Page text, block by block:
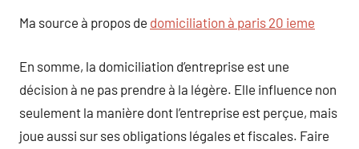
Ma source à propos de domiciliation à paris 20 ieme
En somme, la domiciliation d’entreprise est une
décision à ne pas prendre à la légère. Elle influence non
seulement la manière dont l’entreprise est perçue, mais
joue aussi sur ses obligations légales et fiscales. Faire